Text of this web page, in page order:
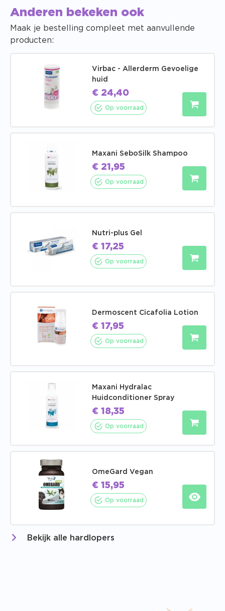
Anderen bekeken ook
Maak je bestelling compleet met aanvullende
producten:
Virbac - Allerderm Gevoelige
huid
€ 24,40
Op voorraad
Maxani SeboSilk Shampoo
€ 21,95
Op voorraad
Nutri-plus Gel
€ 17,25
Op voorraad
Dermoscent Cicafolia Lotion
€ 17,95
Op voorraad
Maxani Hydralac
Huidconditioner Spray
€ 18,35
Op voorraad
OmeGard Vegan
€ 15,95
Op voorraad
Bekijk alle hardlopers